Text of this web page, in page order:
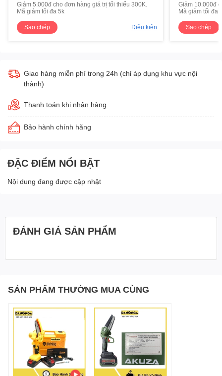
Giảm 5.000đ cho đơn hàng giá trị tối thiểu 300K.
Mã giảm tối đa 5k
Sao chép Điều kiện
Giảm 10.000đ
Mã giảm tối đa
Sao chép
Giao hàng miễn phí trong 24h (chỉ áp dụng khu vực nội
thành)
Thanh toán khi nhận hàng
Bảo hành chính hãng
ĐẶC ĐIỂM NỔI BẬT
Nội dung đang được cập nhật
ĐÁNH GIÁ SẢN PHẨM
SẢN PHẨM THƯỜNG MUA CÙNG